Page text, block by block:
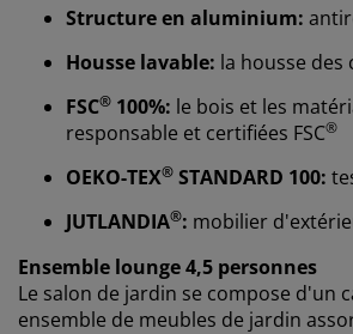
Structure en aluminium:
Housse lavable: la housse des
FSC® 100%: le bois et les
responsable et certifiées FSC®
OEKO-TEX® STANDARD 100:
JUTLANDIA®: mobilier
Ensemble lounge 4,5 personnes
Le salon de jardin se compose d'un
ensemble de meubles de jardin